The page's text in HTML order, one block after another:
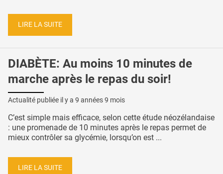
LIRE LA SUITE
DIABÈTE: Au moins 10 minutes de
marche après le repas du soir!
Actualité publiée il y a 9 années 9 mois
C’est simple mais efficace, selon cette étude néozélandaise
: une promenade de 10 minutes après le repas permet de
mieux contrôler sa glycémie, lorsqu’on est ...
LIRE LA SUITE